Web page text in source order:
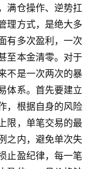
满仓操作、逆势扛
理方式，是绝大多
有多次盈利，一次
至本金清零。对于
不是一次两次的暴
体系。首先要建立
，根据自身的风险
限，单笔交易的最
之内，避免单次失
止盈纪律，每一笔